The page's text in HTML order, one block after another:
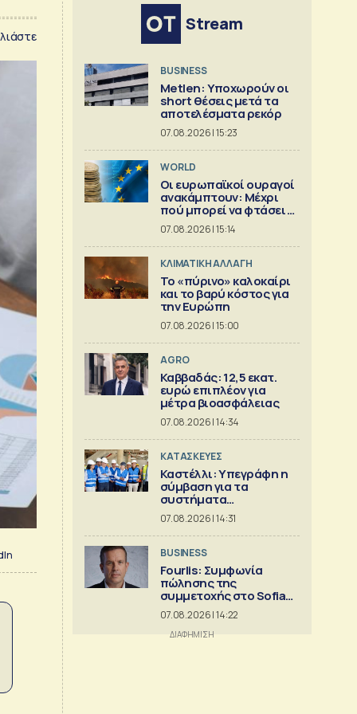
Stream
BUSINESS
Metlen: Υποχωρούν οι
short θέσεις μετά τα
αποτελέσματα ρεκόρ
07.08.2026 | 15:23
WORLD
Οι ευρωπαϊκοί ουραγοί
ανακάμπτουν: Μέχρι
πού μπορεί να φτάσει η
άνοδος;
07.08.2026 | 15:14
ΚΛΙΜΑΤΙΚΗ ΑΛΛΑΓΗ
Το «πύρινο» καλοκαίρι
και το βαρύ κόστος για
την Ευρώπη
07.08.2026 | 15:00
AGRO
Καββαδάς: 12,5 εκατ.
ευρώ επιπλέον για
μέτρα βιοασφάλειας
07.08.2026 | 14:34
ΚΑΤΑΣΚΕΥΕΣ
Καστέλλι: Υπεγράφη η
σύμβαση για τα
συστήματα
αεροναυτιλίας
07.08.2026 | 14:31
BUSINESS
Fourlis: Συμφωνία
πώλησης της
συμμετοχής στο Sofia
South Ring MalI
07.08.2026 | 14:22